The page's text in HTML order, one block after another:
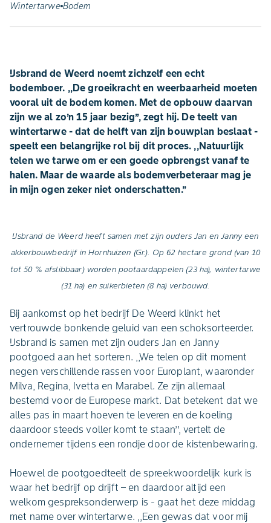
Wintertarwe Bodem
IJsbrand de Weerd noemt zichzelf een echt
bodemboer. ,,De groeikracht en weerbaarheid moeten
vooral uit de bodem komen. Met de opbouw daarvan
zijn we al zo’n 15 jaar bezig’’, zegt hij. De teelt van
wintertarwe - dat de helft van zijn bouwplan beslaat -
speelt een belangrijke rol bij dit proces. ,,Natuurlijk
telen we tarwe om er een goede opbrengst vanaf te
halen. Maar de waarde als bodemverbeteraar mag je
in mijn ogen zeker niet onderschatten.’’
IJsbrand de Weerd heeft samen met zijn ouders Jan en Janny een
akkerbouwbedrijf in Hornhuizen (Gr.). Op 62 hectare grond (van 10
tot 50 % afslibbaar) worden pootaardappelen (23 ha), wintertarwe
(31 ha) en suikerbieten (8 ha) verbouwd.
Bij aankomst op het bedrijf De Weerd klinkt het
vertrouwde bonkende geluid van een schoksorteerder.
IJsbrand is samen met zijn ouders Jan en Janny
pootgoed aan het sorteren. ,,We telen op dit moment
negen verschillende rassen voor Europlant, waaronder
Milva, Regina, Ivetta en Marabel. Ze zijn allemaal
bestemd voor de Europese markt. Dat betekent dat we
alles pas in maart hoeven te leveren en de koeling
daardoor steeds voller komt te staan’’, vertelt de
ondernemer tijdens een rondje door de kistenbewaring.
Hoewel de pootgoedteelt de spreekwoordelijk kurk is
waar het bedrijf op drijft – en daardoor altijd een
welkom gespreksonderwerp is - gaat het deze middag
met name over wintertarwe. ,,Een gewas dat voor mij